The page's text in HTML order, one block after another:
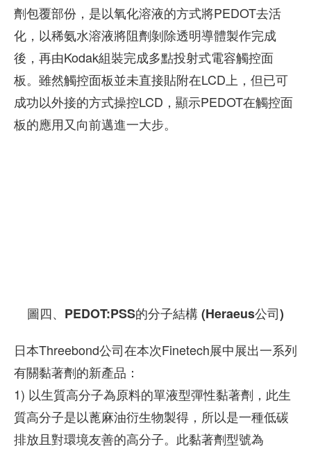
劑包覆部份，是以氧化溶液的方式將PEDOT去活
化，以稀氨水溶液將阻劑剝除透明導體製作完成
後，再由Kodak組裝完成多點投射式電容觸控面
板。雖然觸控面板並未直接貼附在LCD上，但已可
成功以外接的方式操控LCD，顯示PEDOT在觸控面
板的應用又向前邁進一大步。
圖四、PEDOT:PSS的分子結構 (Heraeus公司)
日本Threebond公司在本次Finetech展中展出一系列
有關黏著劑的新產品：
1) 以生質高分子為原料的單液型彈性黏著劑，此生
質高分子是以蓖麻油衍生物製得，所以是一種低碳
排放且對環境友善的高分子。此黏著劑型號為